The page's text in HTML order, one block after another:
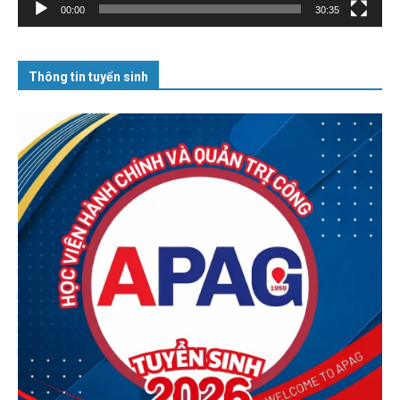
00:00 30:35
Thông tin tuyển sinh